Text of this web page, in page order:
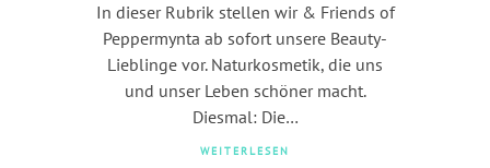
In dieser Rubrik stellen wir & Friends of
Peppermynta ab sofort unsere Beauty-
Lieblinge vor. Naturkosmetik, die uns
und unser Leben schöner macht.
Diesmal: Die…
WEITERLESEN